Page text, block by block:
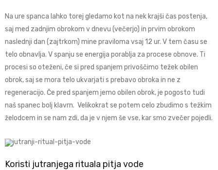
Na ure spanca lahko torej gledamo kot na nek krajši čas postenja,
saj med zadnjim obrokom v dnevu (večerjo) in prvim obrokom
naslednji dan (zajtrkom) mine praviloma vsaj 12 ur. V tem času se
telo obnavlja. V spanju se energija porablja za procese obnove. Ti
procesi so oteženi, če si pred spanjem privoščimo težek obilen
obrok, saj se mora telo ukvarjati s prebavo obroka in ne z
regeneracijo. Če pred spanjem jemo obilen obrok, je pogosto tudi
naš spanec bolj klavrn. Velikokrat se potem celo zbudimo s težkim
želodcem in se nam zdi, da je v njem še vse, kar smo zvečer pojedli.
Koristi jutranjega rituala pitja vode